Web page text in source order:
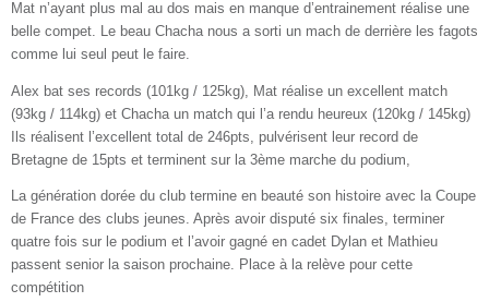
Mat n’ayant plus mal au dos mais en manque d’entrainement réalise une
belle compet. Le beau Chacha nous a sorti un mach de derrière les fagots
comme lui seul peut le faire.
Alex bat ses records (101kg / 125kg), Mat réalise un excellent match
(93kg / 114kg) et Chacha un match qui l’a rendu heureux (120kg / 145kg)
Ils réalisent l’excellent total de 246pts, pulvérisent leur record de
Bretagne de 15pts et terminent sur la 3ème marche du podium,
La génération dorée du club termine en beauté son histoire avec la Coupe
de France des clubs jeunes. Après avoir disputé six finales, terminer
quatre fois sur le podium et l’avoir gagné en cadet Dylan et Mathieu
passent senior la saison prochaine. Place à la relève pour cette
compétition